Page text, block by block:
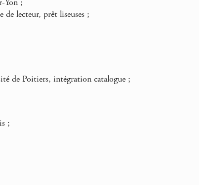
Yon ;
de lecteur, prêt liseuses ;
de Poitiers, intégration catalogue ;
;